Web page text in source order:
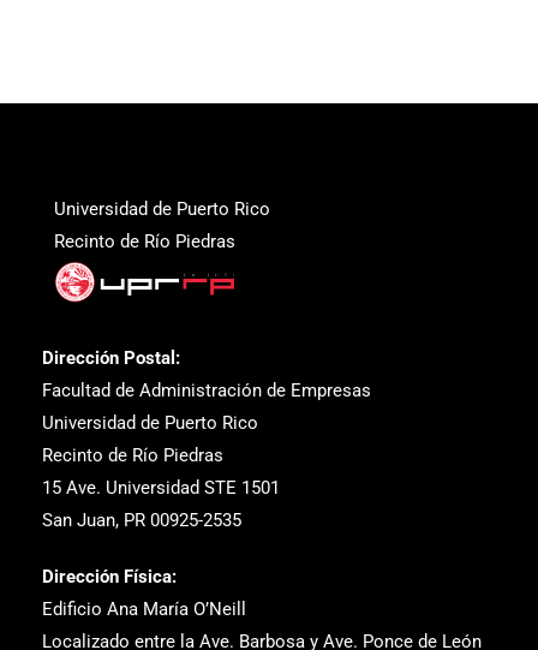
Universidad de Puerto Rico
Recinto de Río Piedras
Dirección Postal:
Facultad de Administración de Empresas
Universidad de Puerto Rico
Recinto de Río Piedras
15 Ave. Universidad STE 1501
San Juan, PR 00925-2535
Dirección Física:
Edificio Ana María O’Neill
Localizado entre la Ave. Barbosa y Ave. Ponce de León